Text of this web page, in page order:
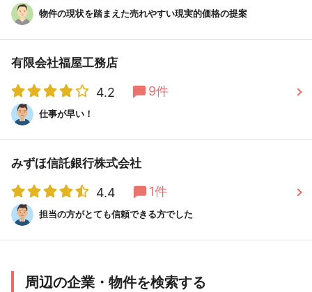
物件の現状を踏まえた売れやすい現実的価格の提案
有限会社福屋工務店
4.2 9件
仕事が早い！
みずほ信託銀行株式会社
4.4 1件
担当の方がとても信頼できる方でした
周辺の企業・物件を検索する